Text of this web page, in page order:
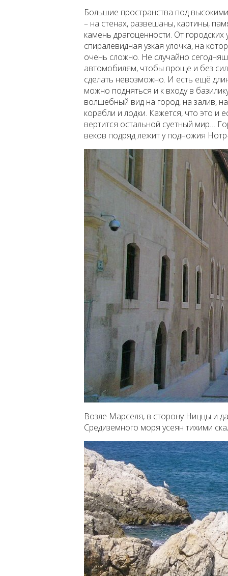
Большие пространства под
– на стенах, развешаны, картины,
камень драгоценности. От
спиралевидная узкая улочка, на
очень сложно. Не случайно
автомобилям, чтобы проще и без
сделать невозможно. И есть ещё
можно подняться и к входу в
волшебный вид на город, на залив,
корабли и лодки. Кажется, что это и
вертится остальной суетный мир…
веков подряд лежит у подножия
Возле Марселя, в сторону Ниццы и
Средиземного моря усеян тихими